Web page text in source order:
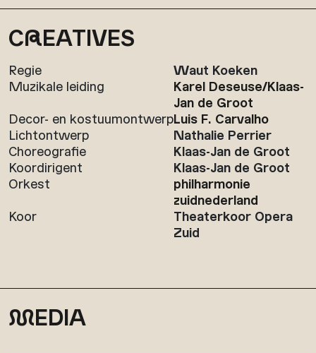
CREATIVES
Regie
Waut Koeken
Muzikale leiding
Karel Deseuse/Klaas-
Jan de Groot
Decor- en kostuumontwerpLuis F. Carvalho
Lichtontwerp
Nathalie Perrier
Choreografie
Klaas-Jan de Groot
Koordirigent
Klaas-Jan de Groot
Orkest
philharmonie
zuidnederland
Koor
Theaterkoor Opera
Zuid
MEDIA